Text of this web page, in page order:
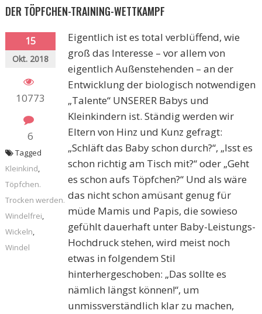
DER TÖPFCHEN-TRAINING-WETTKAMPF
15
Okt. 2018
10773
6
Eigentlich ist es total verblüffend, wie
groß das Interesse – vor allem von
eigentlich Außenstehenden – an der
Entwicklung der biologisch notwendigen
„Talente“ UNSERER Babys und
Kleinkindern ist. Ständig werden wir
Eltern von Hinz und Kunz gefragt:
„Schläft das Baby schon durch?“, „Isst es
schon richtig am Tisch mit?“ oder „Geht
es schon aufs Töpfchen?“ Und als wäre
das nicht schon amüsant genug für
müde Mamis und Papis, die sowieso
gefühlt dauerhaft unter Baby-Leistungs-
Hochdruck stehen, wird meist noch
etwas in folgendem Stil
hinterhergeschoben: „Das sollte es
nämlich längst können!“, um
unmissverständlich klar zu machen,
Tagged
Kleinkind,
Töpfchen.
Trocken werden.
Windelfrei,
Wickeln,
Windel